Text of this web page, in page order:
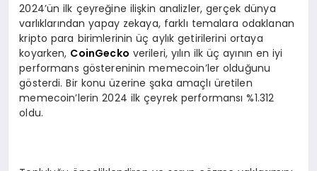
2024’ün ilk çeyreğine ilişkin analizler, gerçek dünya
varlıklarından yapay zekaya, farklı temalara odaklanan
kripto para birimlerinin üç aylık getirilerini ortaya
koyarken, CoinGecko verileri, yılın ilk üç ayının en iyi
performans göstereninin memecoin’ler olduğunu
gösterdi. Bir konu üzerine şaka amaçlı üretilen
memecoin’lerin 2024 ilk çeyrek performansı %1.312
oldu.